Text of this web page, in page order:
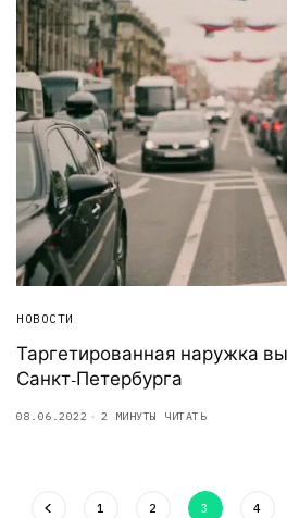
НОВОСТИ
Таргетированная наружка
Санкт-Петербурга
08.06.2022 2 МИНУТЫ ЧИТАТЬ
1 2 3 4